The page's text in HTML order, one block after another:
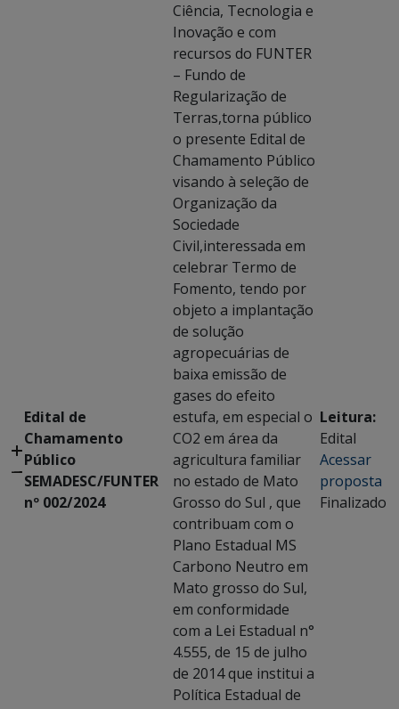
Edital de
Chamamento
Público
SEMADESC/FUNTER
nº 002/2024
Ciência, Tecnologia e
Inovação e com
recursos do FUNTER
– Fundo de
Regularização de
Terras,torna público
o presente Edital de
Chamamento Público
visando à seleção de
Organização da
Sociedade
Civil,interessada em
celebrar Termo de
Fomento, tendo por
objeto a implantação
de solução
agropecuárias de
baixa emissão de
gases do efeito
estufa, em especial o
CO2 em área da
agricultura familiar
no estado de Mato
Grosso do Sul , que
contribuam com o
Plano Estadual MS
Carbono Neutro em
Mato grosso do Sul,
em conformidade
com a Lei Estadual n°
4.555, de 15 de julho
de 2014 que institui a
Política Estadual de
Leitura:
Edital
Acessar
proposta
Finalizado